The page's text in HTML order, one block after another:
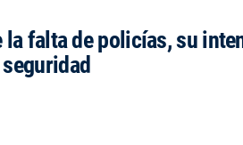
la falta de policías, su